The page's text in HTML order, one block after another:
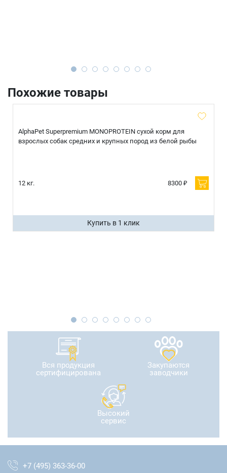
Похожие товары
AlphaPet Superpremium MONOPROTEIN сухой корм для
взрослых собак средних и крупных пород из белой рыбы
12 кг. 8300 ₽
Купить в 1 клик
Вся продукция
сертифицирована
Закупаются
заводчики
Высокий
сервис
+7 (495) 363-36-00